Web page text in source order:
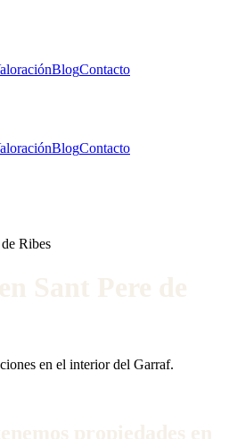
BlogContacto
BlogContacto
Ribes
en el interior del Garraf.